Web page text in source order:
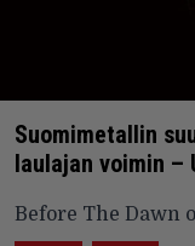
Suomimetallin
laulajan voimin –
Before The Dawn